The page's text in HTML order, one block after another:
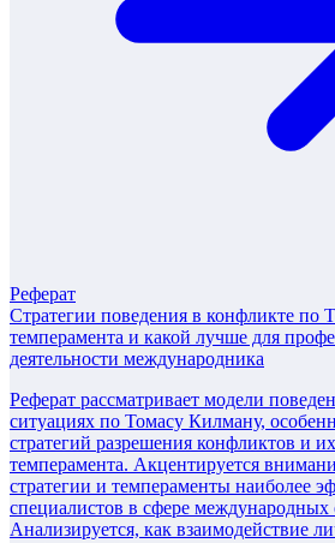
Реферат
Стратегии поведения в конфликте по
темперамента и какой лучше для
деятельности международника
Реферат рассматривает модели
ситуациях по Томасу Килману,
стратегий разрешения конфликтов и
темперамента. Акцентируется
стратегии и темпераменты наиболее
специалистов в сфере
Анализируется, как взаимодействие